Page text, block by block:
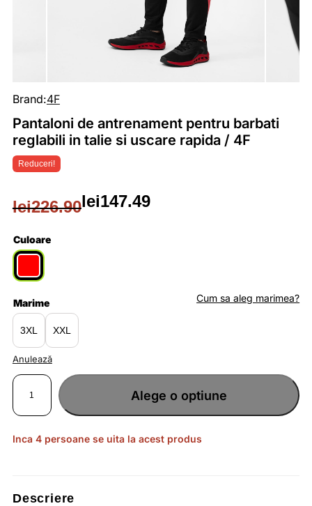
Reduceri!
Brand:4F
Pantaloni de antrenament pentru barbati
reglabili in talie si uscare rapida / 4F
lei226.90
Prețul
inițial
a
fost:
lei226.90.
lei147.49
Prețul
curent
este:
lei147.49.
Culoare
Marime
XXL
3XL
Anulează
Cum sa aleg marimea?
Cantitate
antrenament
pentru
barbati
in
talie
Alege o optiune
Inca 4 persoane se uita la acest produs
Descriere